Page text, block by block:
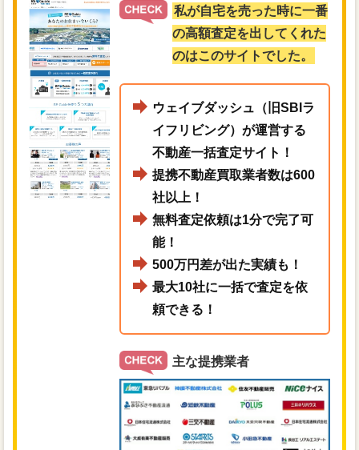
私が自宅を売った時に一番
の高額査定を出してくれた
のはこのサイトでした。
ウェイブダッシュ（旧SBIラ
イフリビング）が運営する
不動産一括査定サイト！
提携不動産買取業者数は600
社以上！
無料査定依頼は1分で完了可
能！
500万円差が出た実績も！
最大10社に一括で査定を依
頼できる！
主な提携業者